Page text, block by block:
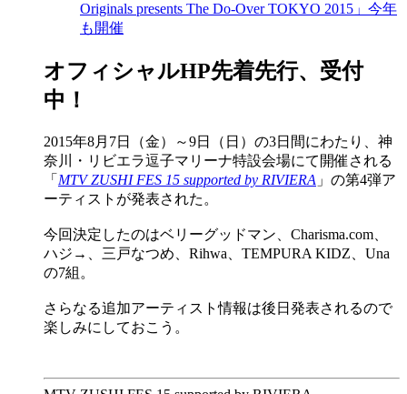
Originals presents The Do-Over TOKYO 2015」今年
も開催
オフィシャルHP先着先行、受付
中！
2015年8月7日（金）～9日（日）の3日間にわたり、神
奈川・リビエラ逗子マリーナ特設会場にて開催される
「 MTV ZUSHI FES 15 supported by RIVIERA 」の第4弾ア
ーティストが発表された。
今回決定したのはベリーグッドマン、Charisma.com、
ハジ→、三戸なつめ、Rihwa、TEMPURA KIDZ、Una
の7組。
さらなる追加アーティスト情報は後日発表されるので
楽しみにしておこう。